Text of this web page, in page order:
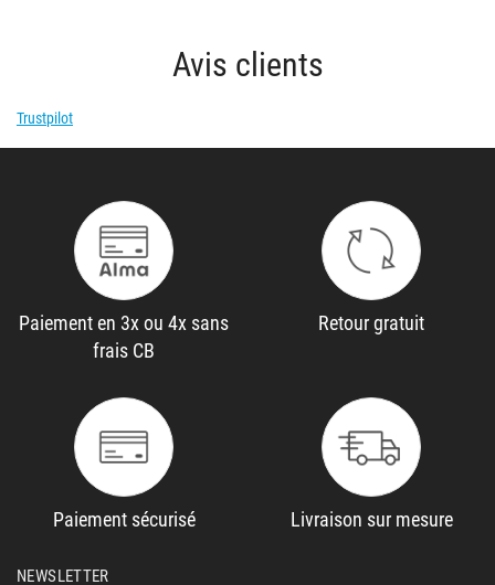
Avis clients
Trustpilot
Paiement en 3x ou 4x sans
frais CB
Retour gratuit
Paiement sécurisé Livraison sur mesure
NEWSLETTER